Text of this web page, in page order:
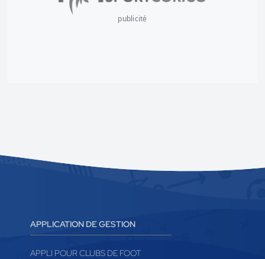
publicité
APPLICATION DE GESTION
APPLI POUR CLUBS DE FOOT